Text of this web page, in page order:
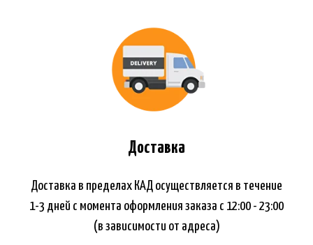
Доставка
Доставка в пределах КАД осуществляется в течение
1-3 дней с момента оформления заказа с 12:00 - 23:00
(в зависимости от адреса)